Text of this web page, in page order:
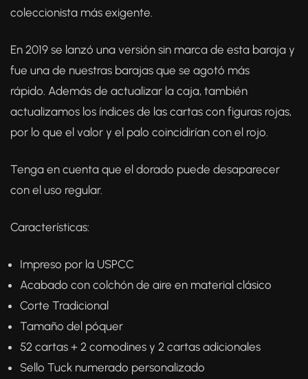
coleccionista más exigente.
En 2019 se lanzó una versión sin marca de esta baraja y
fue una de nuestras barajas que se agotó más
rápido. Además de actualizar la caja, también
actualizamos los índices de las cartas con figuras rojas,
por lo que el valor y el palo coincidirían con el rojo.
Tenga en cuenta que el dorado puede desaparecer
con el uso regular.
Características:
Impreso por la USPCC
Acabado con colchón de aire en material clásico
Corte Tradicional
Tamaño del póquer
52 cartas + 2 comodines y 2 cartas adicionales
Sello Tuck numerado personalizado